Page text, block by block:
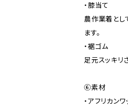
・膝当て
農作業着とし
ます。
・裾ゴム
足元スッキリ
⑥素材
・アフリカン